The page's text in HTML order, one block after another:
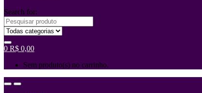
Search for:
0 R$ 0,00
Sem produto(s) no carrinho.